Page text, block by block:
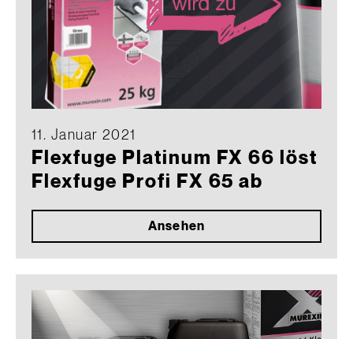
11. Januar 2021
Flexfuge Platinum FX 66 löst
Flexfuge Profi FX 65 ab
Ansehen